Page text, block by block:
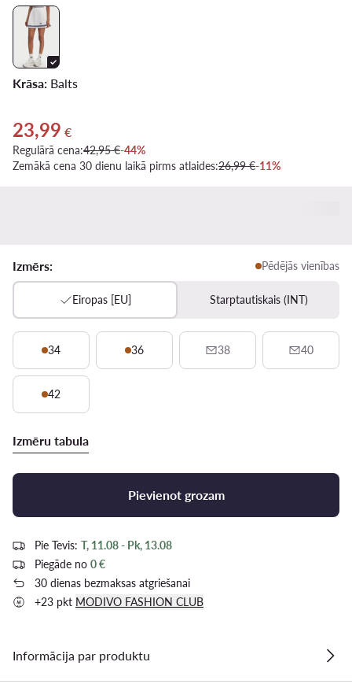
Krāsa: Balts
Pašreizējā cena 23,99 €
23,99 €
Regulārā cena:42,95 €-44%
Zemākā cena 30 dienu laikā pirms atlaides:26,99 €-11%
Izmērs: Pēdējās vienības
Eiropas [EU] Starptautiskais (INT)
34 36 38 40
42
Izmēru tabula
Pievienot grozam
Pie Tevis: T, 11.08 - Pk, 13.08
Piegāde no 0 €
30 dienas bezmaksas atgriešanai
+23 pkt MODIVO FASHION CLUB
Informācija par produktu